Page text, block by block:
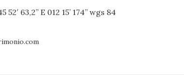
63,2” E 012 15’ 174’’ wgs 84